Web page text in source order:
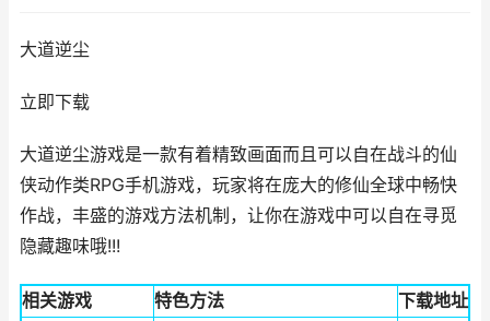
大道逆尘
立即下载
大道逆尘游戏是一款有着精致画面而且可以自在战斗的仙
侠动作类RPG手机游戏，玩家将在庞大的修仙全球中畅快
作战，丰盛的游戏方法机制，让你在游戏中可以自在寻觅
隐藏趣味哦!!!
相关游戏 特色方法
下载地址